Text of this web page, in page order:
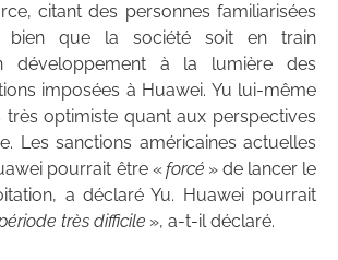
citant des personnes familiarisées
bien que la société soit en train
développement à la lumière des
imposées à Huawei. Yu lui-même
très optimiste quant aux perspectives
Les sanctions américaines actuelles
pourrait être «forcé » de lancer le
a déclaré Yu. Huawei pourrait
très difficile », a-t-il déclaré.